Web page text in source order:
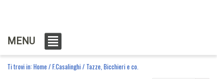
MENU
Ti trovi in: Home /F.Casalinghi / Tazze, Bicchieri e co.